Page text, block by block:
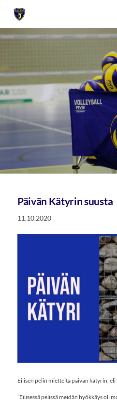
Siirry
sivunSivuston etusivulle
Päivän Kätyrin suusta
11.10.2020
Eilisen pelin mietteitä päivän kätyrin, eli
”Eilisessä pelissä meidän hyökkäys oli